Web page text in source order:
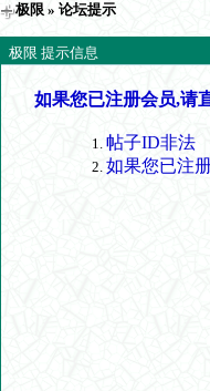
极限 » 论坛提示
极限 提示信息
如果您已注册会员,请
帖子ID非法
如果您已注